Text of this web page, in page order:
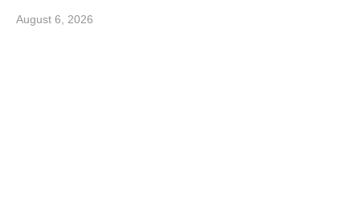
August 6, 2026